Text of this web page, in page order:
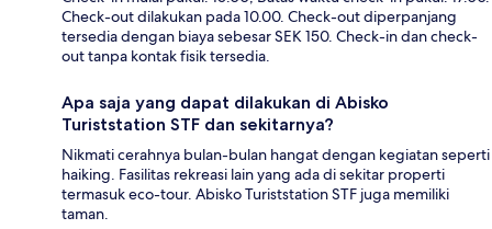
Check-out dilakukan pada 10.00. Check-out diperpanjang
tersedia dengan biaya sebesar SEK 150. Check-in dan check-
out tanpa kontak fisik tersedia.
Apa saja yang dapat dilakukan di Abisko
Turiststation STF dan sekitarnya?
Nikmati cerahnya bulan-bulan hangat dengan kegiatan seperti
haiking. Fasilitas rekreasi lain yang ada di sekitar properti
termasuk eco-tour. Abisko Turiststation STF juga memiliki
taman.